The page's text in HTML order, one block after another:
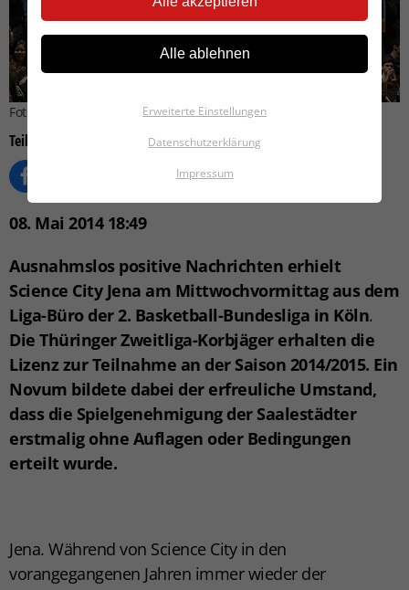
Foto: Science City Jena
Teilen auf
08. Mai 2014 18:49
Ausnahmslos positive Nachrichten erhielt
Science City Jena am Mittwochvormittag aus dem
Liga-Büro der 2. Basketball-Bundesliga in Köln.
Die Thüringer Zweitliga-Korbjäger erhalten die
Lizenz zur Teilnahme an der Saison 2014/2015. Ein
Novum bildete dabei der erfreuliche Umstand,
dass die Spielgenehmigung der Saalestädter
erstmalig ohne Auflagen oder Bedingungen
erteilt wurde.
Jena. Während von Science City in den
vorangegangenen Jahren immer wieder der
Alle ablehnen
Erweiterte Einstellungen
Datenschutzerklärung
Impressum